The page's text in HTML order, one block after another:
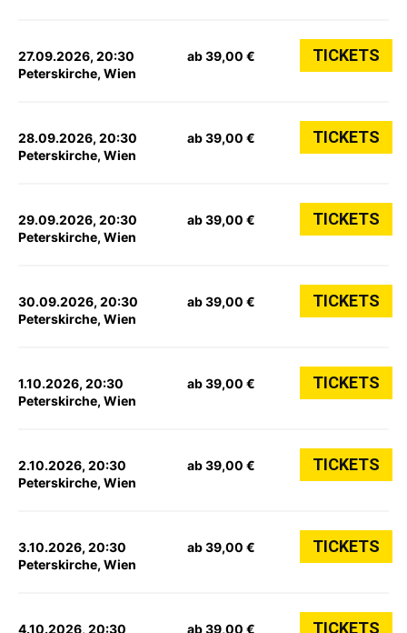
27.09.2026, 20:30
Peterskirche, Wien
ab 39,00 € TICKETS
28.09.2026, 20:30
Peterskirche, Wien
ab 39,00 € TICKETS
29.09.2026, 20:30
Peterskirche, Wien
ab 39,00 € TICKETS
30.09.2026, 20:30
Peterskirche, Wien
ab 39,00 € TICKETS
1.10.2026, 20:30
Peterskirche, Wien
ab 39,00 € TICKETS
2.10.2026, 20:30
Peterskirche, Wien
ab 39,00 € TICKETS
3.10.2026, 20:30
Peterskirche, Wien
ab 39,00 € TICKETS
4.10.2026, 20:30
ab 39,00 € TICKETS